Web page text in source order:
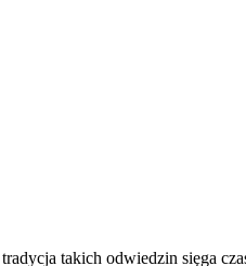
takich odwiedzin sięga